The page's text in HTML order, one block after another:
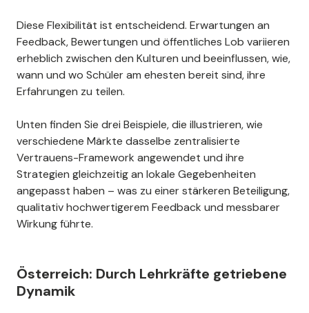
Diese Flexibilität ist entscheidend. Erwartungen an
Feedback, Bewertungen und öffentliches Lob variieren
erheblich zwischen den Kulturen und beeinflussen, wie,
wann und wo Schüler am ehesten bereit sind, ihre
Erfahrungen zu teilen.
Unten finden Sie drei Beispiele, die illustrieren, wie
verschiedene Märkte dasselbe zentralisierte
Vertrauens-Framework angewendet und ihre
Strategien gleichzeitig an lokale Gegebenheiten
angepasst haben – was zu einer stärkeren Beteiligung,
qualitativ hochwertigerem Feedback und messbarer
Wirkung führte.
Österreich: Durch Lehrkräfte getriebene
Dynamik